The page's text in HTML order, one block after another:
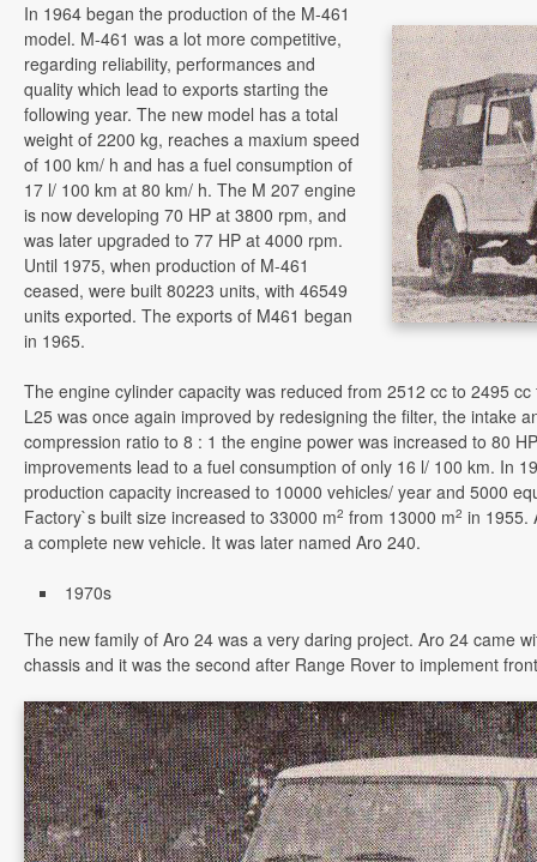
In 1964 began the production of the M-461
model. M-461 was a lot more competitive,
regarding reliability, performances and
quality which lead to exports starting the
following year. The new model has a total
weight of 2200 kg, reaches a maxium speed
of 100 km/ h and has a fuel consumption of
17 l/ 100 km at 80 km/ h. The M 207 engine
is now developing 70 HP at 3800 rpm, and
was later upgraded to 77 HP at 4000 rpm.
Until 1975, when production of M-461
ceased, were built 80223 units, with 46549
units exported. The exports of M461 began
in 1965.
The engine cylinder capacity was reduced from 2512 cc to 2495
L25 was once again improved by redesigning the filter, the intake
compression ratio to 8 : 1 the engine power was increased to 80
improvements lead to a fuel consumption of only 16 l/ 100 km. In
production capacity increased to 10000 vehicles/ year and 5000
Factory`s built size increased to 33000 m2 from 13000 m2 in 1955.
a complete new vehicle. It was later named Aro 240.
1970s
The new family of Aro 24 was a very daring project. Aro 24 came
chassis and it was the second after Range Rover to implement